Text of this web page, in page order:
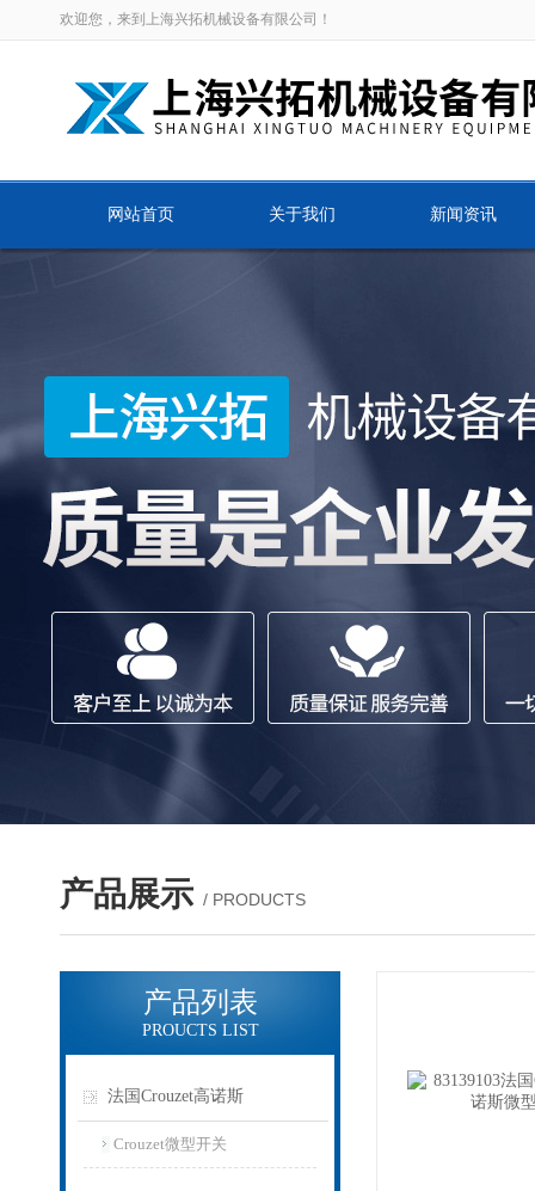
欢迎您，来到上海兴拓机械设备有限公司！
网站首页 关于我们 新闻资讯
产品展示 / PRODUCTS
产品列表
PROUCTS LIST
法国Crouzet高诺斯
Crouzet微型开关